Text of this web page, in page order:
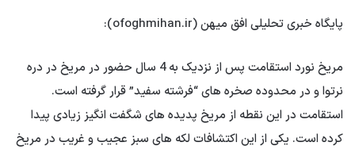
پایگاه خبری تحلیلی افق میهن (ofoghmihan.ir):
مریخ نورد استقامت پس از نزدیک به 4 سال حضور در مریخ در دره
نرتوا و در محدوده صخره های “فرشته سفید” قرار گرفته است.
استقامت در این نقطه از مریخ پدیده های شگفت انگیز زیادی پیدا
کرده است. یکی از این اکتشافات لکه های سبز عجیب و غریب در مریخ